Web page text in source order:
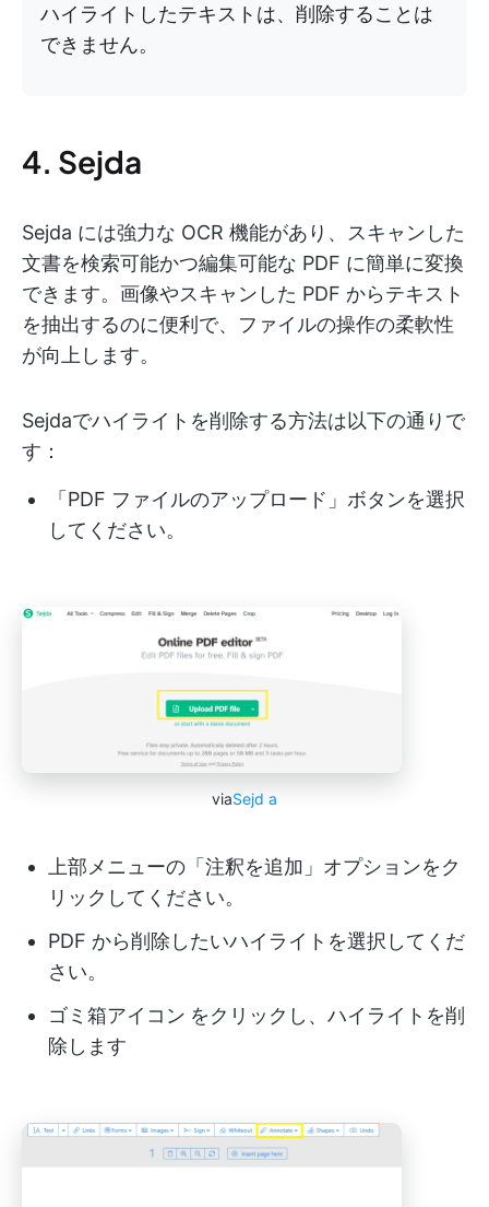
ハイライトしたテキストは、削除することは
できません。
4. Sejda
Sejda には強力な OCR 機能があり、スキャンした
文書を検索可能かつ編集可能な PDF に簡単に変換
できます。画像やスキャンした PDF からテキスト
を抽出するのに便利で、ファイルの操作の柔軟性
が向上します。
Sejdaでハイライトを削除する方法は以下の通りで
す：
「PDF ファイルのアップロード」ボタンを選択
してください。
viaSejd a
上部メニューの「注釈を追加」オプションをク
リックしてください。
PDF から削除したいハイライトを選択してくだ
さい。
ゴミ箱アイコン をクリックし、ハイライトを削
除します